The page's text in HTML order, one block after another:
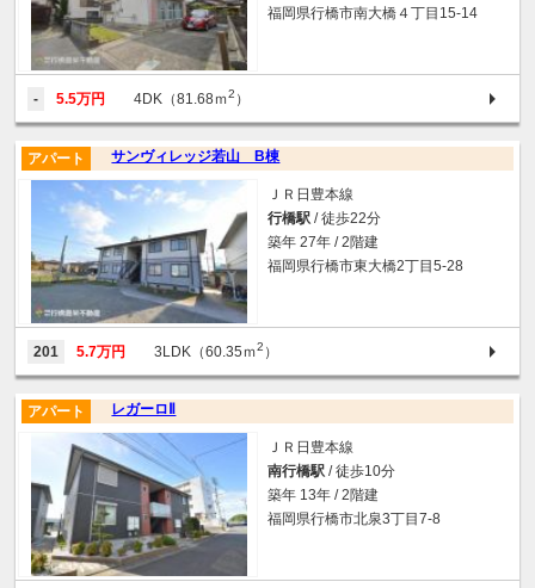
福岡県行橋市南大橋４丁目15-14
- 5.5万円 4DK（81.68ｍ2 ）
サンヴィレッジ若山 B棟
アパート
ＪＲ日豊本線
行橋駅 / 徒歩22分
築年 27年 / 2階建
福岡県行橋市東大橋2丁目5-28
201 5.7万円 3LDK（60.35ｍ2 ）
レガーロⅡ
アパート
ＪＲ日豊本線
南行橋駅 / 徒歩10分
築年 13年 / 2階建
福岡県行橋市北泉3丁目7-8